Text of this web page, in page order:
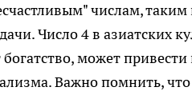
числам,
Число 4 в азиатских
может
Важно помнить, что